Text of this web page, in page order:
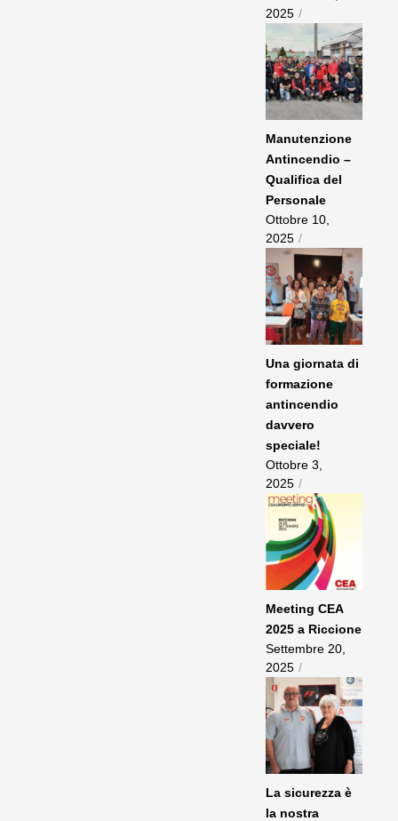
2025 /
Manutenzione
Antincendio –
Qualifica del
Personale
Ottobre 10,
2025 /
Una giornata di
formazione
antincendio
davvero
speciale!
Ottobre 3,
2025 /
Meeting CEA
2025 a Riccione
Settembre 20,
2025 /
La sicurezza è
la nostra